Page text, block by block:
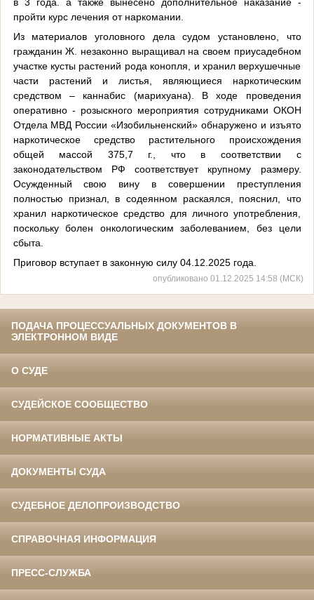
пройти курс лечения от наркомании.
Из материалов уголовного дела судом установлено, что
гражданин Ж. незаконно выращивал на своем приусадебном
участке кусты растений рода конопля, и хранил верхушечные
части растений и листья, являющиеся наркотическим
средством – каннабис (марихуана). В ходе проведения
оперативно - розыскного мероприятия сотрудниками ОКОН
Отдела МВД России «Изобильненский» обнаружено и изъято
наркотическое средство растительного происхождения
общей массой 375,7 г., что в соответствии с
законодательством РФ соответствует крупному размеру.
Осужденный свою вину в совершении преступления
полностью признал, в содеянном раскаялся, пояснил, что
хранил наркотическое средство для личного употребления,
поскольку болен онкологическим заболеванием, без цели
сбыта.
Приговор вступает в законную силу 04.12.2025 года.
опубликовано 01.12.2025 14:58 (МСК)
ПОДАЧА ПРОЦЕССУАЛЬНЫХ ДОКУМЕНТОВ В
ЭЛЕКТРОННОМ ВИДЕ
О СУДЕ
СУДЕЙСКОЕ СООБЩЕСТВО
НОРМАТИВНЫЕ АКТЫ
ДОКУМЕНТЫ СУДА
СУДЕБНОЕ ДЕЛОПРОИЗВОДСТВО
СПРАВОЧНАЯ ИНФОРМАЦИЯ
ПРЕСС-СЛУЖБА